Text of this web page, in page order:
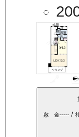
敷 金-----/